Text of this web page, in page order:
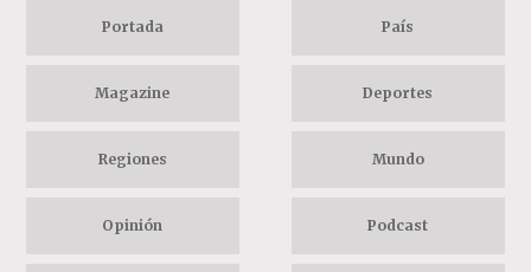
Portada País
Magazine Deportes
Regiones Mundo
Opinión Podcast